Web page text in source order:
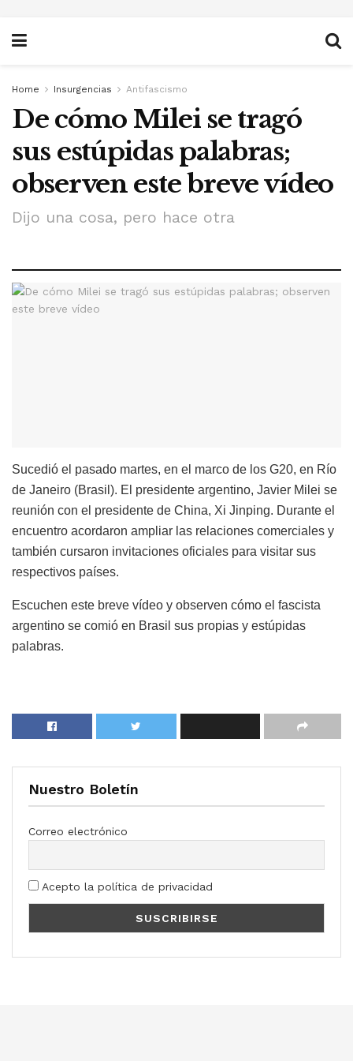
Home Insurgencias Antifascismo
De cómo Milei se tragó
sus estúpidas palabras;
observen este breve vídeo
Dijo una cosa, pero hace otra
Sucedió el pasado martes, en el marco de los G20, en Río
de Janeiro (Brasil). El presidente argentino, Javier Milei se
reunión con el presidente de China, Xi Jinping. Durante el
encuentro acordaron ampliar las relaciones comerciales y
también cursaron invitaciones oficiales para visitar sus
respectivos países.
Escuchen este breve vídeo y observen cómo el fascista
argentino se comió en Brasil sus propias y estúpidas
palabras.
Nuestro Boletín
Correo electrónico
Acepto la política de privacidad